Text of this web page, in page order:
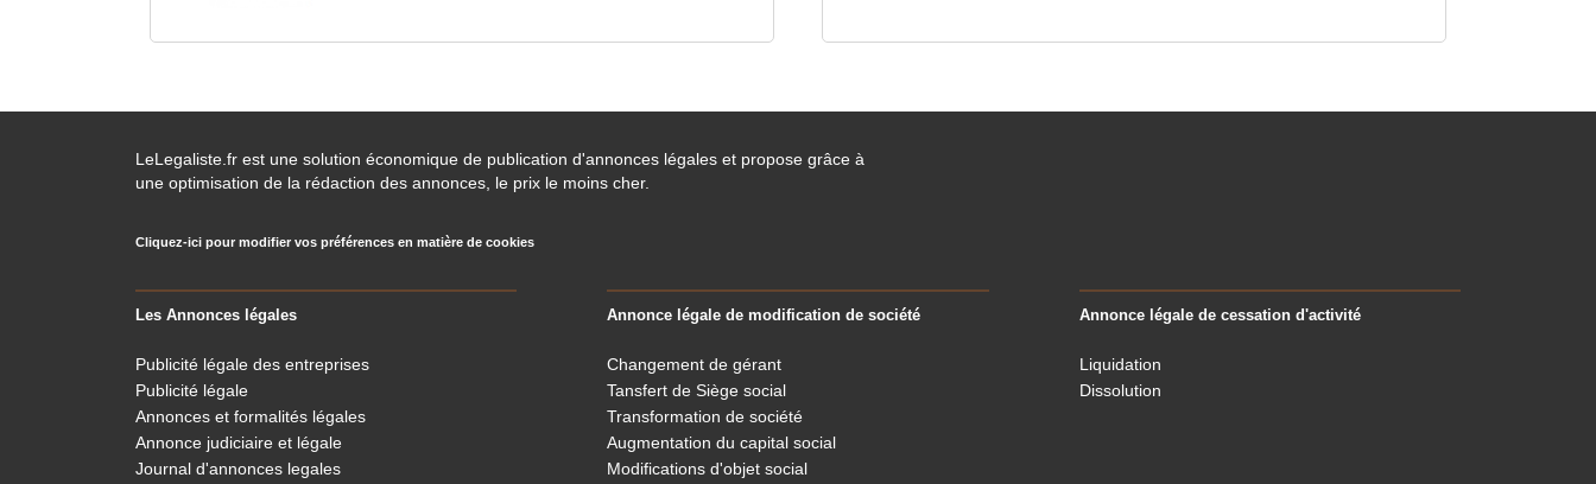
LeLegaliste.fr est une solution économique de publication d'annonces légales et propose grâce à
une optimisation de la rédaction des annonces, le prix le moins cher.
Cliquez-ici pour modifier vos préférences en matière de cookies
Les Annonces légales
Publicité légale des entreprises
Publicité légale
Annonces et formalités légales
Annonce judiciaire et légale
Journal d'annonces legales
Annonce légale de modification de société
Changement de gérant
Tansfert de Siège social
Transformation de société
Augmentation du capital social
Modifications d'objet social
Annonce légale de cessation d'activité
Liquidation
Dissolution